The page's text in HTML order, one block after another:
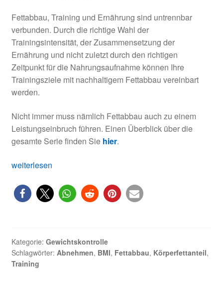
Fettabbau, Training und Ernährung sind untrennbar
verbunden. Durch die richtige Wahl der
Trainingsintensität, der Zusammensetzung der
Ernährung und nicht zuletzt durch den richtigen
Zeitpunkt für die Nahrungsaufnahme können Ihre
Trainingsziele mit nachhaltigem Fettabbau vereinbart
werden.
Nicht immer muss nämlich Fettabbau auch zu einem
Leistungseinbruch führen. Einen Überblick über die
gesamte Serie finden Sie hier.
Abschluss
Artikelserie:
Strategien
weiterlesen
Kategorie: Gewichtskontrolle
Schlagwörter: Abnehmen, BMI, Fettabbau, Körperfettanteil,
Training